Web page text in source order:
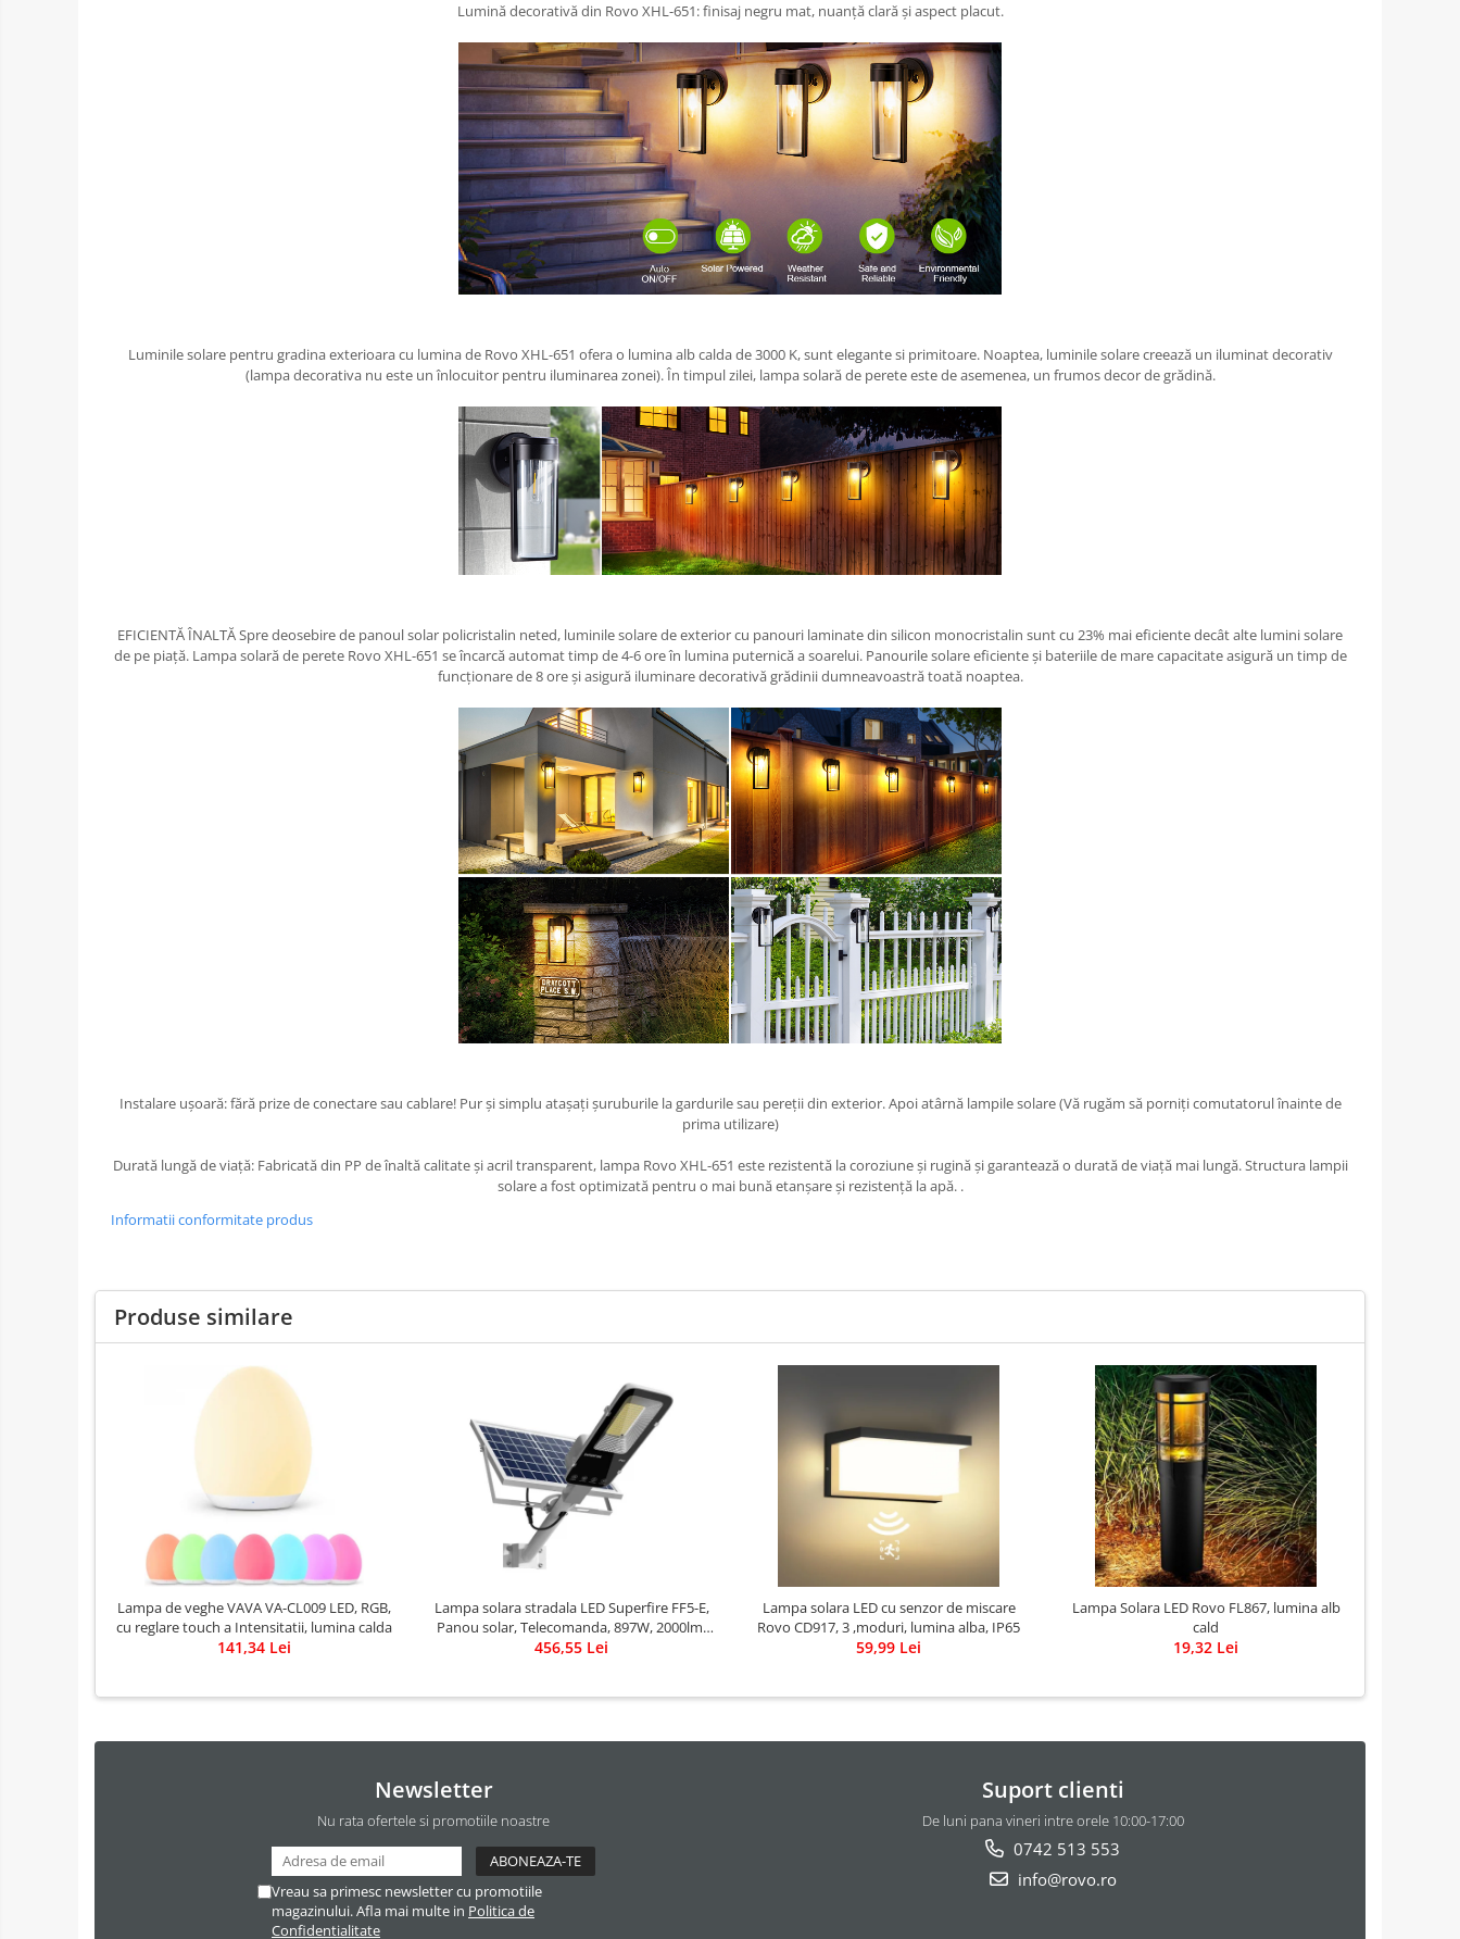
Lumină decorativă din Rovo XHL-651: finisaj negru mat, nuanță clară și aspect placut.
Luminile solare pentru gradina exterioara cu lumina de Rovo XHL-651 ofera o lumina alb calda de 3000 K, sunt elegante si primitoare. Noaptea, luminile solare creează un iluminat decorativ
(lampa decorativa nu este un înlocuitor pentru iluminarea zonei). În timpul zilei, lampa solară de perete este de asemenea, un frumos decor de grădină.
EFICIENTĂ ÎNALTĂ Spre deosebire de panoul solar policristalin neted, luminile solare de exterior cu panouri laminate din silicon monocristalin sunt cu 23% mai eficiente decât alte lumini solare
de pe piață. Lampa solară de perete Rovo XHL-651 se încarcă automat timp de 4-6 ore în lumina puternică a soarelui. Panourile solare eficiente și bateriile de mare capacitate asigură un timp de
funcționare de 8 ore și asigură iluminare decorativă grădinii dumneavoastră toată noaptea.
Instalare ușoară: fără prize de conectare sau cablare! Pur și simplu atașați șuruburile la gardurile sau pereții din exterior. Apoi atârnă lampile solare (Vă rugăm să porniți comutatorul înainte de
prima utilizare)
Durată lungă de viață: Fabricată din PP de înaltă calitate și acril transparent, lampa Rovo XHL-651 este rezistentă la coroziune și rugină și garantează o durată de viață mai lungă. Structura lampii
solare a fost optimizată pentru o mai bună etanșare și rezistență la apă. .
Informatii conformitate produs
Produse similare
Lampa de veghe VAVA VA-CL009 LED, RGB,
cu reglare touch a Intensitatii, lumina calda
141,34 Lei
Lampa solara stradala LED Superfire FF5-E,
Panou solar, Telecomanda, 897W, 2000lm,
20000mAh
456,55 Lei
Lampa solara LED cu senzor de miscare
Rovo CD917, 3 ,moduri, lumina alba, IP65
59,99 Lei
Lampa Solara LED Rovo FL867, lumina alb
cald
19,32 Lei
Newsletter
Nu rata ofertele si promotiile noastre
Vreau sa primesc newsletter cu promotiile
magazinului. Afla mai multe in Politica de
Confidentialitate
Suport clienti
De luni pana vineri intre orele 10:00-17:00
0742 513 553
info@rovo.ro